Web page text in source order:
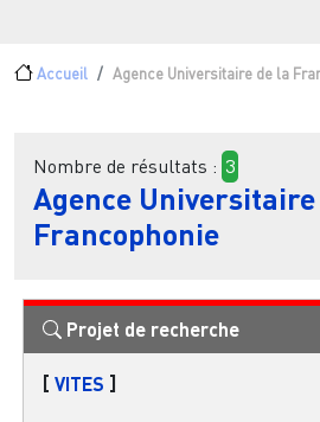
Fil d'Ariane
Accueil Agence Universitaire de la
Nombre de résultats : 3
Agence Universitaire
Francophonie
Projet de recherche
[ VITES ]